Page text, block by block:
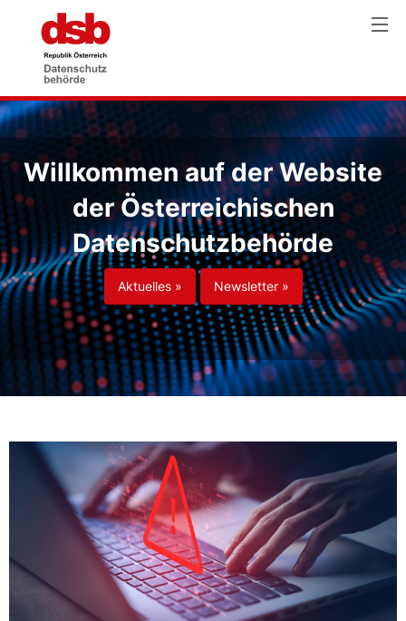
Willkommen auf der Website
der Österreichischen
Datenschutzbehörde
Aktuelles » Newsletter »